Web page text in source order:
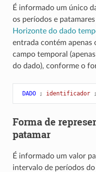
É informado um único
os períodos e
Horizonte do dado
entrada contém apenas
campo temporal
do dado), conforme o
DADO ; identificador ;
Forma de
patamar
É informado um valor
intervalo de períodos